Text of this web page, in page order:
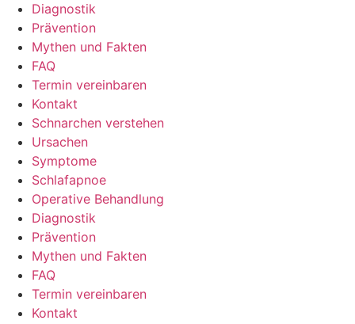
Diagnostik
Prävention
Mythen und Fakten
FAQ
Termin vereinbaren
Kontakt
Schnarchen verstehen
Ursachen
Symptome
Schlafapnoe
Operative Behandlung
Diagnostik
Prävention
Mythen und Fakten
FAQ
Termin vereinbaren
Kontakt